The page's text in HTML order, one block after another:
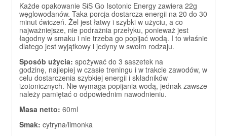
Każde opakowanie SiS Go Isotonic Energy zawiera 22g
węglowodanów. Taka porcja dostarcza energii na 20 do 30
minut ćwiczeń. Żel jest łatwy i szybki w użyciu, a co
najważniejsze, nie podrażnia przełyku, ponieważ jest
łagodny w smaku i nie trzeba go popijać wodą. I to właśnie
dlatego jest wyjątkowy i jedyny w swoim rodzaju.
Sposób użycia: spożywać do 3 saszetek na
godzinę, najlepiej w czasie treningu i w trakcie zawodów, w
celu dostarczenia szybkiej energii i składników
izotonicznych. Nie wymaga popijania wodą, jednak zawsze
należy pamiętać o odpowiednim nawodnieniu.
Masa netto: 60ml
Smak: cytryna/limonka